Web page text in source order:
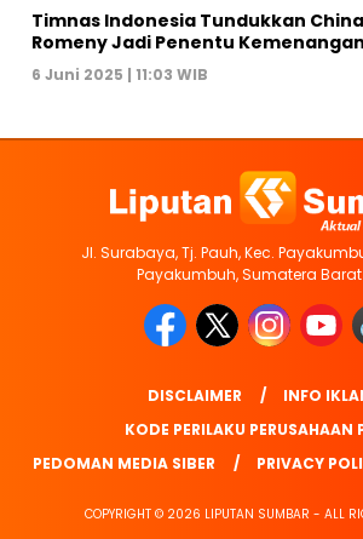
Timnas Indonesia Tundukkan China
Romeny Jadi Penentu Kemenangan
6 Juni 2025 | 11:03 WIB
Jl. Surabaya, Tj. Pauh, Kec.
Payakumbuh, Sumatera Barat
DISCLAIMER
INFO
KODE PERILAKU PERUSAHAAN
PEDOMAN MEDIA SIBER
PRIVACY
COPYRIGHT © 2026 LIPUTAN SUMBAR - ALL